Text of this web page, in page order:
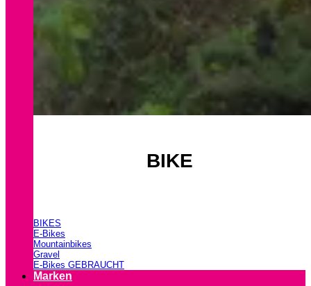
BIKE
BIKES
E-Bikes
Mountainbikes
Gravel
E-Bikes GEBRAUCHT
Marken